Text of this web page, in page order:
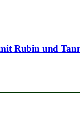
Rubin und